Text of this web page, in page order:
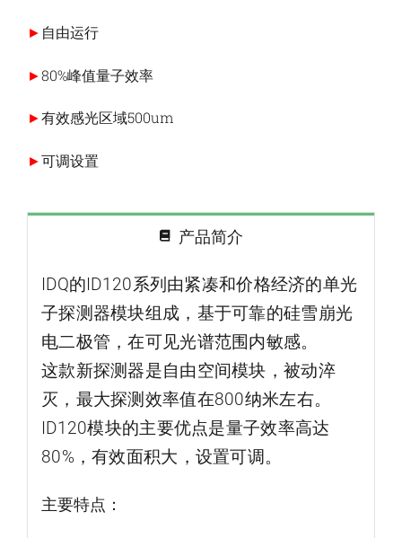
► 自由运行
►80%峰值量子效率
►有效感光区域500um
►可调设置
产品简介
IDQ的ID120系列由紧凑和价格经济的单光
子探测器模块组成，基于可靠的硅雪崩光
电二极管，在可见光谱范围内敏感。
这款新探测器是自由空间模块，被动淬
灭，最大探测效率值在800纳米左右。
ID120模块的主要优点是量子效率高达
80%，有效面积大，设置可调。
主要特点：